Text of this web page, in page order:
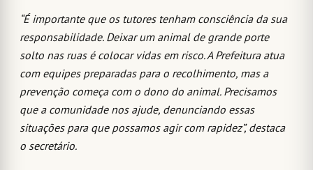
“É importante que os tutores tenham consciência da sua
responsabilidade. Deixar um animal de grande porte
solto nas ruas é colocar vidas em risco. A Prefeitura atua
com equipes preparadas para o recolhimento, mas a
prevenção começa com o dono do animal. Precisamos
que a comunidade nos ajude, denunciando essas
situações para que possamos agir com rapidez”, destaca
o secretário.